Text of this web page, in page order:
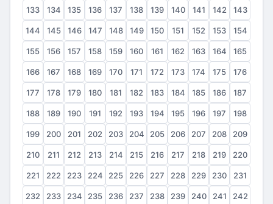
133 134 135 136 137 138 139 140 141 142 143
144 145 146 147 148 149 150 151 152 153 154
155 156 157 158 159 160 161 162 163 164 165
166 167 168 169 170 171 172 173 174 175 176
177 178 179 180 181 182 183 184 185 186 187
188 189 190 191 192 193 194 195 196 197 198
199 200 201 202 203 204 205 206 207 208 209
210 211 212 213 214 215 216 217 218 219 220
221 222 223 224 225 226 227 228 229 230 231
232 233 234 235 236 237 238 239 240 241 242